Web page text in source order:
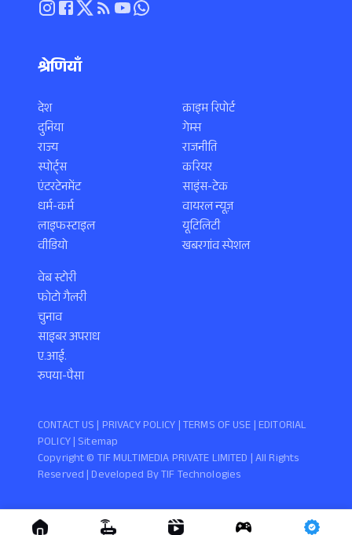
श्रेणियाँ
देश
दुनिया
राज्य
स्पोर्ट्स
एंटरटेनमेंट
धर्म-कर्म
लाइफस्टाइल
वीडियो
क्राइम रिपोर्ट
गेम्स
राजनीति
करियर
साइंस-टेक
वायरल न्यूज़
यूटिलिटी
खबरगांव स्पेशल
वेब स्टोरी
फोटो गैलरी
चुनाव
साइबर अपराध
ए.आई.
रुपया-पैसा
Copyright ©️ TIF MULTIMEDIA PRIVATE LIMITED | All Rights
Reserved | Developed ByTIF Technologies
CONTACT US | PRIVACY POLICY |TERMS OF USE | EDITORIAL
POLICY| Sitemap